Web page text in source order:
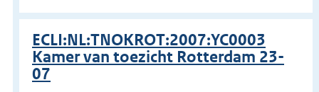
ECLI:NL:TNOKROT:2007:YC0003
Kamer van toezicht Rotterdam 23-
07